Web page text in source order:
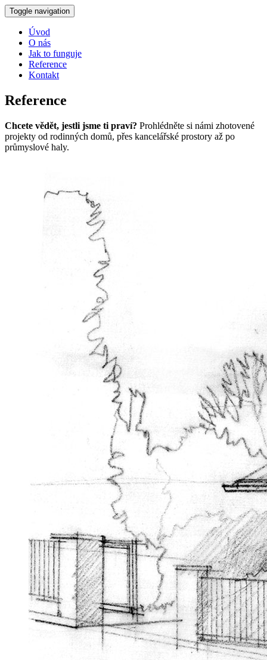
Toggle navigation
Úvod
O nás
Jak to funguje
Reference
Kontakt
Reference
Chcete vědět, jestli jsme ti praví? Prohlédněte si námi zhotovené
projekty od rodinných domů, přes kancelářské prostory až po
průmyslové haly.